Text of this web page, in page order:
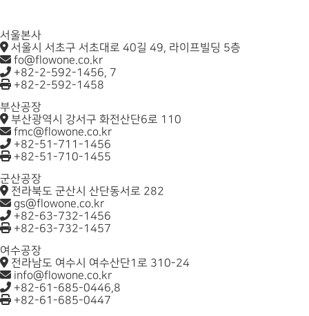
서울본사
서울시 서초구 서초대로 40길 49, 라이프빌딩 5층
fo@flowone.co.kr
+82-2-592-1456, 7
+82-2-592-1458
부산공장
부산광역시 강서구 화전산단6로 110
fmc@flowone.co.kr
+82-51-711-1456
+82-51-710-1455
군산공장
전라북도 군산시 산단동서로 282
gs@flowone.co.kr
+82-63-732-1456
+82-63-732-1457
여수공장
전라남도 여수시 여수산단1로 310-24
info@flowone.co.kr
+82-61-685-0446,8
+82-61-685-0447